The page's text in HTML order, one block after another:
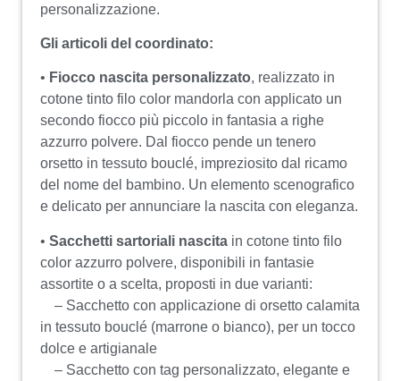
personalizzazione.
Gli articoli del coordinato:
• Fiocco nascita personalizzato, realizzato in
cotone tinto filo color mandorla con applicato un
secondo fiocco più piccolo in fantasia a righe
azzurro polvere. Dal fiocco pende un tenero
orsetto in tessuto bouclé, impreziosito dal ricamo
del nome del bambino. Un elemento scenografico
e delicato per annunciare la nascita con eleganza.
• Sacchetti sartoriali nascita in cotone tinto filo
color azzurro polvere, disponibili in fantasie
assortite o a scelta, proposti in due varianti:
– Sacchetto con applicazione di orsetto calamita
in tessuto bouclé (marrone o bianco), per un tocco
dolce e artigianale
– Sacchetto con tag personalizzato, elegante e